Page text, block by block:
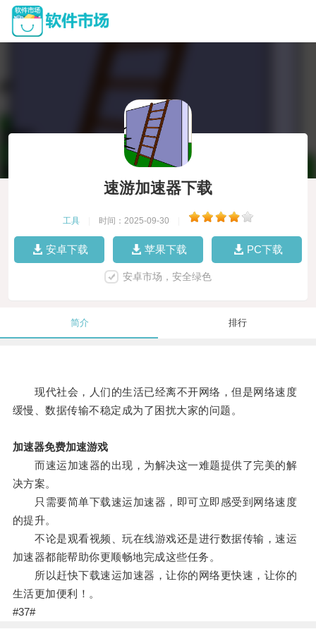
速游加速器下载
工具 时间：2025-09-30
安卓下载 苹果下载 PC下载
安卓市场，安全绿色
简介 排行
现代社会，人们的生活已经离不开网络，但是网络速度
缓慢、数据传输不稳定成为了困扰大家的问题。
加速器免费加速游戏
而速运加速器的出现，为解决这一难题提供了完美的解
决方案。
只需要简单下载速运加速器，即可立即感受到网络速度
的提升。
不论是观看视频、玩在线游戏还是进行数据传输，速运
加速器都能帮助你更顺畅地完成这些任务。
所以赶快下载速运加速器，让你的网络更快速，让你的
生活更加便利！。
#37#